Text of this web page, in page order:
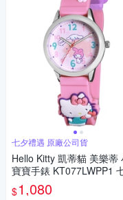
七夕禮遇 原廠公司貨
Hello Kitty 凱蒂貓 美樂蒂
寶寶手錶 KT077LWPP1
愛季 送禮推薦
$1,080